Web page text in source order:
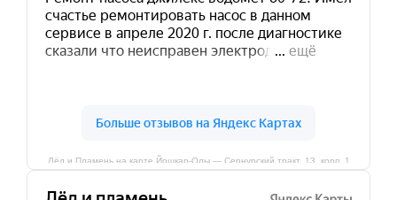
Лёд и Пламень на карте Йошкар‑Олы — Сернурский тракт, 13, корп. 1